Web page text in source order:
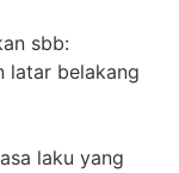
sbb:
latar belakang
laku yang